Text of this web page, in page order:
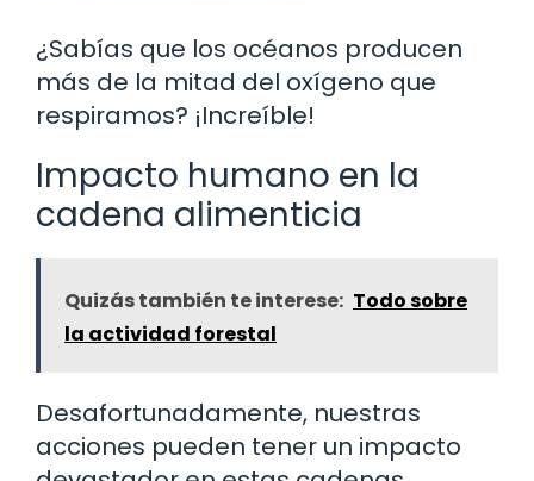
¿Sabías que los océanos producen
más de la mitad del oxígeno que
respiramos? ¡Increíble!
Impacto humano en la
cadena alimenticia
Quizás también te interese: Todo sobre
la actividad forestal
Desafortunadamente, nuestras
acciones pueden tener un impacto